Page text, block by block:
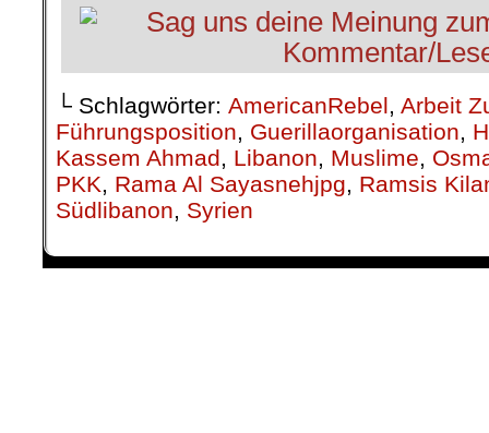
└ Schlagwörter: AmericanRebel, Arbeit
Führungsposition, Guerillaorganisation,
Kassem Ahmad, Libanon, Muslime,
PKK, Rama Al Sayasnehjpg, Ramsis
Südlibanon, Syrien